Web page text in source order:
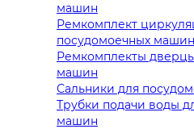
машин
Ремкомплект
посудомоечных машин
Ремкомплекты
машин
Сальники для
Трубки подачи воды
машин